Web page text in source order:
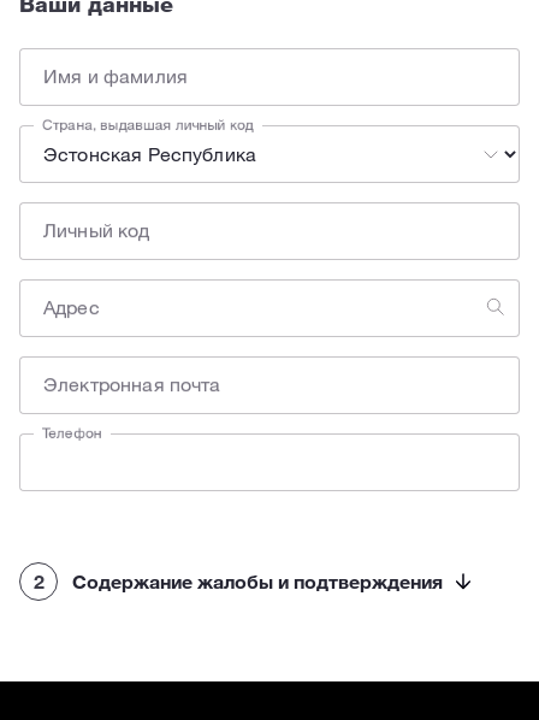
Имя и фамилия
Страна, выдавшая личный код
Личный код
Адрес
Электронная почта
Телефон
Содержание жалобы и подтверждения
2